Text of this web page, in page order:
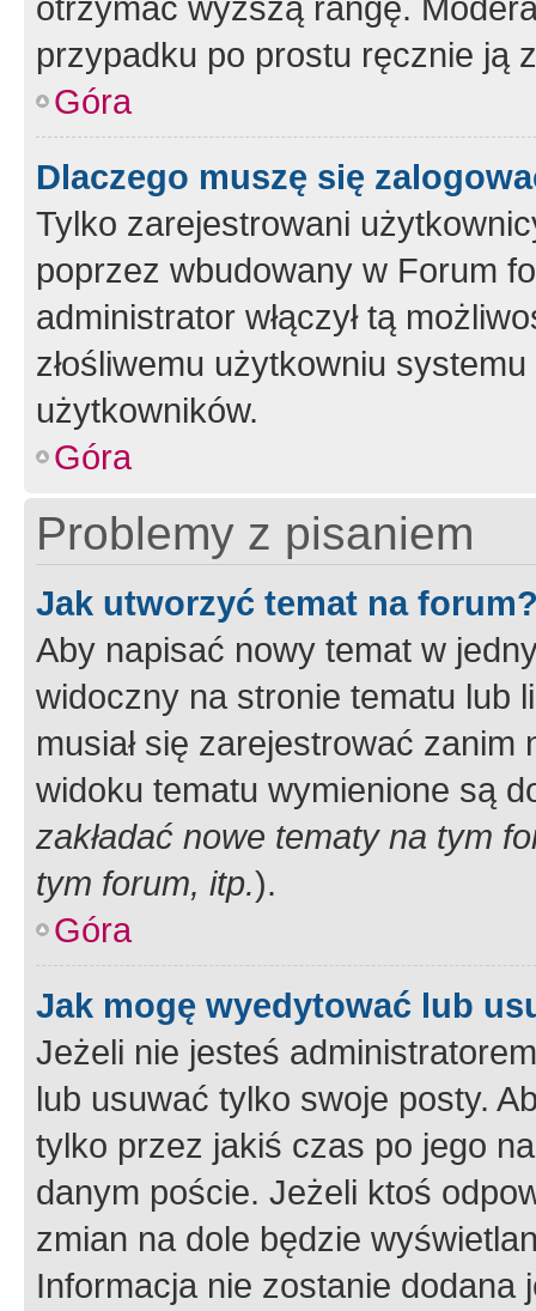
przypadku po prostu ręcznie ją
Góra
Dlaczego muszę się
Tylko zarejestrowani
poprzez wbudowany w Forum
administrator włączył tą
złośliwemu użytkowniu
użytkowników.
Góra
Problemy z pisaniem
Jak utworzyć temat na
Aby napisać nowy temat w
widoczny na stronie tematu lub
musiał się zarejestrować
widoku tematu wymienione są
zakładać nowe tematy na tym
tym forum, itp.).
Góra
Jak mogę wyedytować lub
Jeżeli nie jesteś
lub usuwać tylko swoje posty.
tylko przez jakiś czas po jego
danym poście. Jeżeli ktoś
zmian na dole będzie
Informacja nie zostanie dodana